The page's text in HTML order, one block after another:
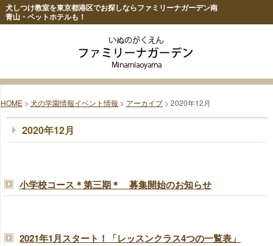
犬しつけ教室を東京都港区でお探しならファミリーナガーデン南
青山・ペットホテルも！
HOME > 犬の学園情報イベント情報 > アーカイブ > 2020年12月
2020年12月
小学校コース＊第三期＊ 募集開始のお知らせ
2021年1月スタート！「レッスンクラス4つの一覧表」